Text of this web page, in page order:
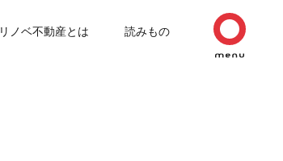
リノベ不動産とは 読みもの